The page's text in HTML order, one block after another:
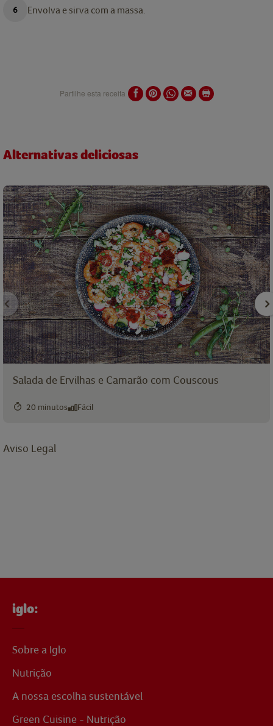
Envolva e sirva com a massa.
Partilhe esta receita
Alternativas deliciosas
Salada de Ervilhas e Camarão com Couscous
20 minutos Fácil
Aviso Legal
iglo:
Sobre a Iglo
Nutrição
A nossa escolha sustentável
Green Cuisine - Nutrição